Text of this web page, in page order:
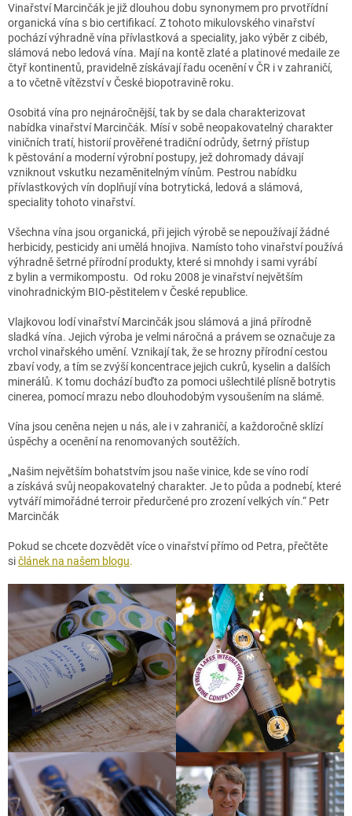
Vinařství Marcinčák je již dlouhou dobu synonymem pro prvotřídní
organická vína s bio certifikací. Z tohoto mikulovského vinařství
pochází výhradně vína přívlastková a speciality, jako výběr z cibéb,
slámová nebo ledová vína. Mají na kontě zlaté a platinové medaile ze
čtyř kontinentů, pravidelně získávají řadu ocenění v ČR i v zahraničí,
a to včetně vítězství v České biopotravině roku.
Osobitá vína pro nejnáročnější, tak by se dala charakterizovat
nabídka vinařství Marcinčák. Mísí v sobě neopakovatelný charakter
viničních tratí, historií prověřené tradiční odrůdy, šetrný přístup
k pěstování a moderní výrobní postupy, jež dohromady dávají
vzniknout vskutku nezaměnitelným vínům. Pestrou nabídku
přívlastkových vín doplňují vína botrytická, ledová a slámová,
speciality tohoto vinařství.
Všechna vína jsou organická, při jejich výrobě se nepoužívají žádné
herbicidy, pesticidy ani umělá hnojiva. Namísto toho vinařství používá
výhradně šetrné přírodní produkty, které si mnohdy i sami vyrábí
z bylin a vermikompostu. Od roku 2008 je vinařství největším
vinohradnickým BIO-pěstitelem v České republice.
Vlajkovou lodí vinařství Marcinčák jsou slámová a jiná přírodně
sladká vína. Jejich výroba je velmi náročná a právem se označuje za
vrchol vinařského umění. Vznikají tak, že se hrozny přírodní cestou
zbaví vody, a tím se zvýší koncentrace jejich cukrů, kyselin a dalších
minerálů. K tomu dochází buďto za pomoci ušlechtilé plísně botrytis
cinerea, pomocí mrazu nebo dlouhodobým vysoušením na slámě.
Vína jsou ceněna nejen u nás, ale i v zahraničí, a každoročně sklízí
úspěchy a ocenění na renomovaných soutěžích.
„Našim největším bohatstvím jsou naše vinice, kde se víno rodí
a získává svůj neopakovatelný charakter. Je to půda a podnebí, které
vytváří mimořádné terroir předurčené pro zrození velkých vín.“ Petr
Marcinčák
Pokud se chcete dozvědět více o vinařství přímo od Petra, přečtěte
sičlánek na našem blogu.